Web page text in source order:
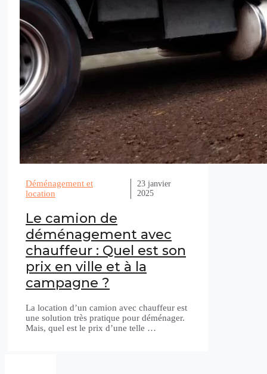
Déménagement et
location
23 janvier
2025
Le camion de
déménagement avec
chauffeur : Quel est son
prix en ville et à la
campagne ?
La location d’un camion avec chauffeur est
une solution très pratique pour déménager.
Mais, quel est le prix d’une telle …